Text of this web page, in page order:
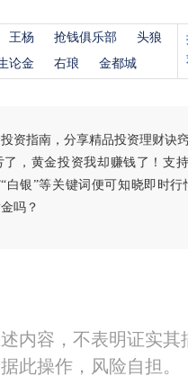
王杨 抢钱俱乐部
头狼
论金 右琅 金都城
资指南，分享精品投资理财诀
了，黄金投资我却赚钱了！支
白银”等关键词便可知晓即时
吗？
内容，不表明证实
此操作，风险自担。